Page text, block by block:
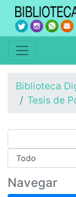
Biblioteca
Tesis de
Navegar